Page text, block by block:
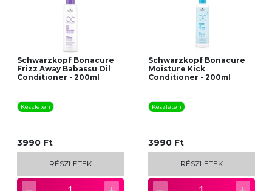
Schwarzkopf Bonacure
Frizz Away Babassu Oil
Conditioner - 200ml
Készleten
3990 Ft
RÉSZLETEK
Schwarzkopf Bonacure
Moisture Kick
Conditioner - 200ml
Készleten
3990 Ft
RÉSZLETEK